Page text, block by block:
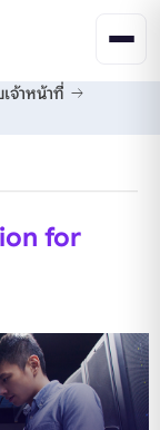
จ้าหน้าที่
for